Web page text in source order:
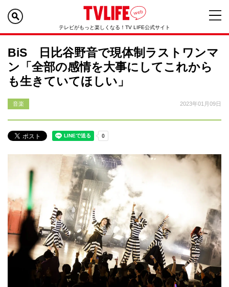
テレビがもっと楽しくなる！TV LIFE公式サイト
BiS 日比谷野音で現体制ラストワンマ
ン「全部の感情を大事にしてこれから
も生きていてほしい」
音楽 2023年01月09日